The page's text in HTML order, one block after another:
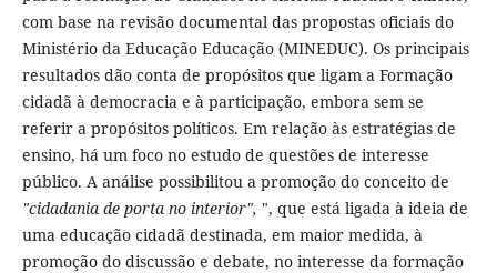
com base na revisão documental das propostas oficiais do
Ministério da Educação Educação (MINEDUC). Os principais
resultados dão conta de propósitos que ligam a Formação
cidadã à democracia e à participação, embora sem se
referir a propósitos políticos. Em relação às estratégias de
ensino, há um foco no estudo de questões de interesse
público. A análise possibilitou a promoção do conceito de
"cidadania de porta no interior", ", que está ligada à ideia de
uma educação cidadã destinada, em maior medida, à
promoção do discussão e debate, no interesse da formação